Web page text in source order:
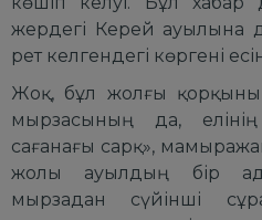
жердегі Керей ауылына
рет келгендегі көргені
Жоқ, бұл жолғы
мырзасының да,
сағанағы сарқ»,
жолы ауылдың бір
мырзадан сүйінші